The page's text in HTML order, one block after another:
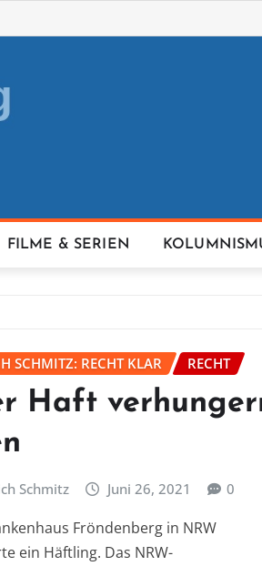
FILME & SERIEN
SCHMITZ: RECHT KLAR RECHT
Haft
Schmitz Juni 26, 2021 0
Fröndenberg in NRW
ein Häftling. Das NRW-